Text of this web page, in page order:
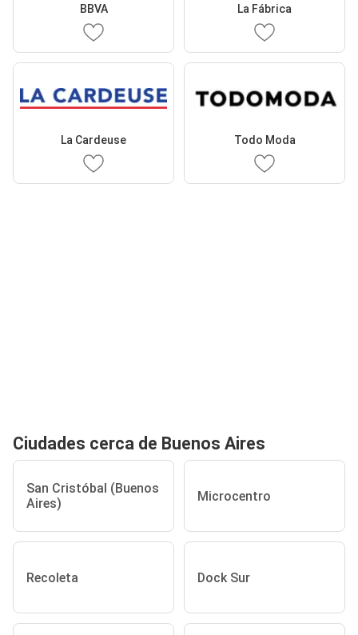
BBVA La Fábrica
La Cardeuse Todo Moda
Ciudades cerca de Buenos Aires
San Cristóbal (Buenos
Aires)
Microcentro
Recoleta Dock Sur